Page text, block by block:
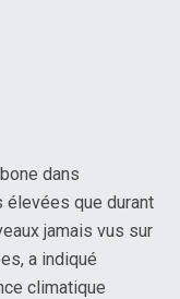
dans
élevées que durant
jamais vus sur
a indiqué
climatique